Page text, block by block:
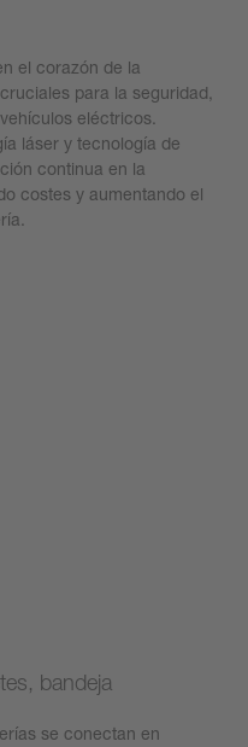
el corazón de la
para la seguridad,
eléctricos.
láser y tecnología de
continua en la
costes y aumentando el
bandeja
se conectan en